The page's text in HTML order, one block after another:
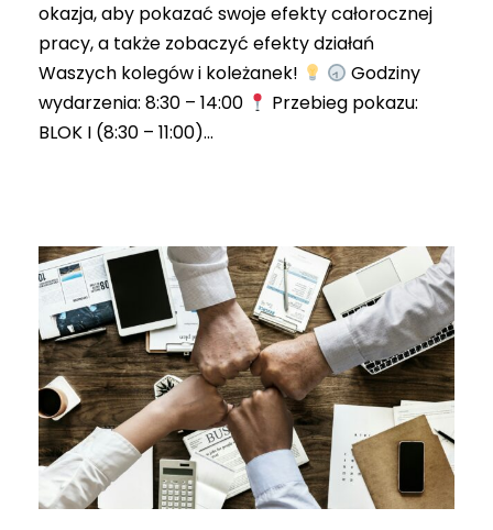
okazja, aby pokazać swoje efekty całorocznej
pracy, a także zobaczyć efekty działań
Waszych kolegów i koleżanek!
Godziny
wydarzenia: 8:30 – 14:00
Przebieg pokazu:
BLOK I (8:30 – 11:00)...